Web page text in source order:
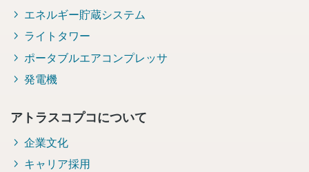
エネルギー貯蔵システム
ライトタワー
ポータブルエアコンプレッサ
発電機
アトラスコプコについて
企業文化
キャリア採用